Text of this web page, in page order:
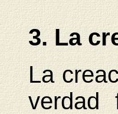
3. La
La
verdad